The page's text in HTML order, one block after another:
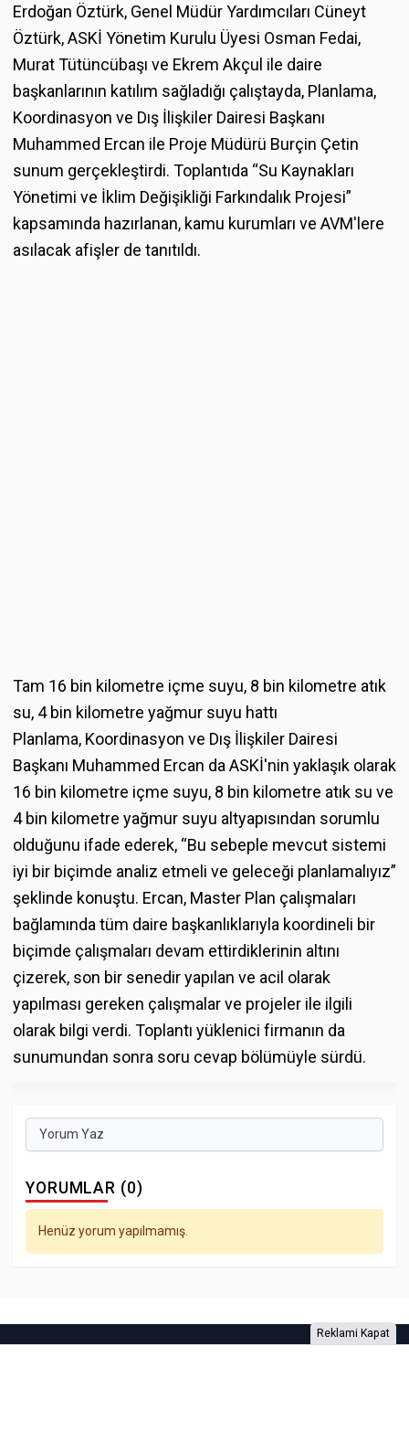
Erdoğan Öztürk, Genel Müdür Yardımcıları Cüneyt
Öztürk, ASKİ Yönetim Kurulu Üyesi Osman Fedai,
Murat Tütüncübaşı ve Ekrem Akçul ile daire
başkanlarının katılım sağladığı çalıştayda, Planlama,
Koordinasyon ve Dış İlişkiler Dairesi Başkanı
Muhammed Ercan ile Proje Müdürü Burçin Çetin
sunum gerçekleştirdi. Toplantıda “Su Kaynakları
Yönetimi ve İklim Değişikliği Farkındalık Projesi”
kapsamında hazırlanan, kamu kurumları ve AVM'lere
asılacak afişler de tanıtıldı.
Tam 16 bin kilometre içme suyu, 8 bin kilometre atık
su, 4 bin kilometre yağmur suyu hattı
Planlama, Koordinasyon ve Dış İlişkiler Dairesi
Başkanı Muhammed Ercan da ASKİ'nin yaklaşık olarak
16 bin kilometre içme suyu, 8 bin kilometre atık su ve
4 bin kilometre yağmur suyu altyapısından sorumlu
olduğunu ifade ederek, “Bu sebeple mevcut sistemi
iyi bir biçimde analiz etmeli ve geleceği planlamalıyız”
şeklinde konuştu. Ercan, Master Plan çalışmaları
bağlamında tüm daire başkanlıklarıyla koordineli bir
biçimde çalışmaları devam ettirdiklerinin altını
çizerek, son bir senedir yapılan ve acil olarak
yapılması gereken çalışmalar ve projeler ile ilgili
olarak bilgi verdi. Toplantı yüklenici firmanın da
sunumundan sonra soru cevap bölümüyle sürdü.
Yorum Yaz
YORUMLAR (0)
Henüz yorum yapılmamış.
Reklami Kapat